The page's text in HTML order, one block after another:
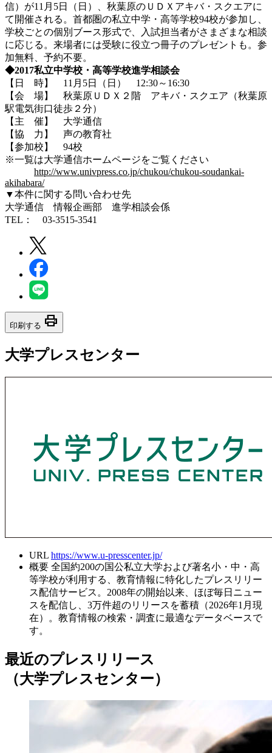
信）が11月5日（日）、秋葉原のＵＤＸアキバ・スクエアに
て開催される。首都圏の私立中学・高等学校94校が参加し、
学校ごとの個別ブース形式で、入試担当者がさまざまな相談
に応じる。来場者には受験に役立つ冊子のプレゼントも。参
加無料、予約不要。
◆2017私立中学校・高等学校進学相談会
【日 時】 11月5日（日） 12:30～16:30
【会 場】 秋葉原ＵＤＸ２階 アキバ・スクエア（秋葉原
駅電気街口徒歩２分）
【主 催】 大学通信
【協 力】 声の教育社
【参加校】 94校
※一覧は大学通信ホームページをご覧ください
http://www.univpress.co.jp/chukou/chukou-soudankai-
akihabara/
▼本件に関する問い合わせ先
大学通信 情報企画部 進学相談会係
TEL： 03-3515-3541
印刷する print
大学プレスセンター
URL https://www.u-presscenter.jp/
概要 全国約200の国公私立大学および著名小・中・高
等学校が利用する、教育情報に特化したプレスリリー
ス配信サービス。2008年の開始以来、ほぼ毎日ニュー
スを配信し、3万件超のリリースを蓄積（2026年1月現
在）。教育情報の検索・調査に最適なデータベースで
す。
最近のプレスリリース
（大学プレスセンター）